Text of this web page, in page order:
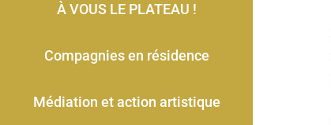
À VOUS LE PLATEAU !
Compagnies en résidence
Médiation et action artistique